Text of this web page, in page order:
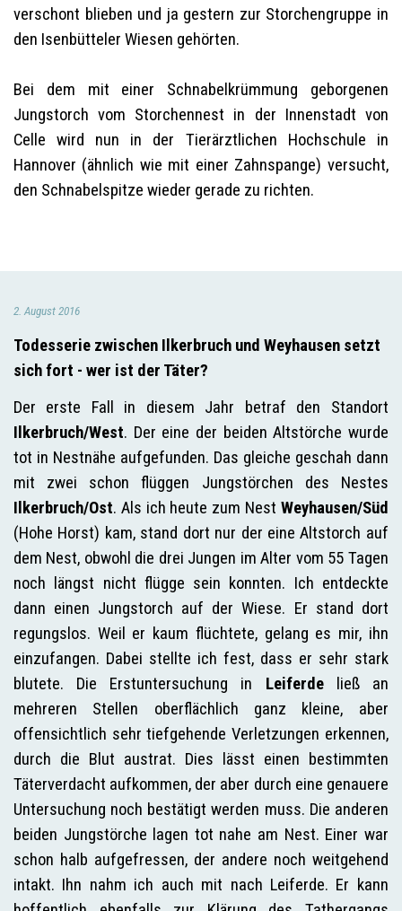
verschont blieben und ja gestern zur Storchengruppe in
den Isenbütteler Wiesen gehörten.
Bei dem mit einer Schnabelkrümmung geborgenen
Jungstorch vom Storchennest in der Innenstadt von
Celle wird nun in der Tierärztlichen Hochschule in
Hannover (ähnlich wie mit einer Zahnspange) versucht,
den Schnabelspitze wieder gerade zu richten.
2. August 2016
Todesserie zwischen Ilkerbruch und Weyhausen setzt
sich fort - wer ist der Täter?
Der erste Fall in diesem Jahr betraf den Standort
Ilkerbruch/West. Der eine der beiden Altstörche wurde
tot in Nestnähe aufgefunden. Das gleiche geschah dann
mit zwei schon flüggen Jungstörchen des Nestes
Ilkerbruch/Ost. Als ich heute zum Nest Weyhausen/Süd
(Hohe Horst) kam, stand dort nur der eine Altstorch auf
dem Nest, obwohl die drei Jungen im Alter vom 55 Tagen
noch längst nicht flügge sein konnten. Ich entdeckte
dann einen Jungstorch auf der Wiese. Er stand dort
regungslos. Weil er kaum flüchtete, gelang es mir, ihn
einzufangen. Dabei stellte ich fest, dass er sehr stark
blutete. Die Erstuntersuchung in Leiferde ließ an
mehreren Stellen oberflächlich ganz kleine, aber
offensichtlich sehr tiefgehende Verletzungen erkennen,
durch die Blut austrat. Dies lässt einen bestimmten
Täterverdacht aufkommen, der aber durch eine genauere
Untersuchung noch bestätigt werden muss. Die anderen
beiden Jungstörche lagen tot nahe am Nest. Einer war
schon halb aufgefressen, der andere noch weitgehend
intakt. Ihn nahm ich auch mit nach Leiferde. Er kann